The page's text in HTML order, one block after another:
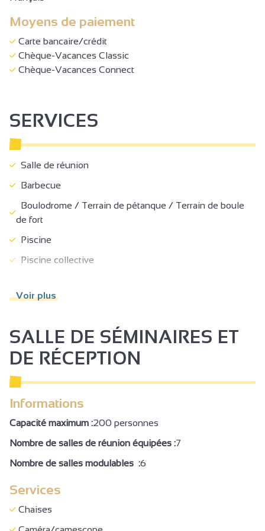
Moyens de paiement
Carte bancaire/crédit
Chèque-Vacances Classic
Chèque-Vacances Connect
SERVICES
Salle de réunion
Barbecue
Boulodrome / Terrain de pétanque / Terrain de boule
de fort
Piscine
Piscine collective
Espace fitness
Sauna
Parc
Terrasse
Salon de jardin
Abris pour vélo ou VTT
Parking
Parking autocar
Voir plus
SALLE DE SÉMINAIRES ET
DE RÉCEPTION
Informations
Capacité maximum :200 personnes
Nombre de salles de réunion équipées :7
Nombre de salles modulables :6
Services
Chaises